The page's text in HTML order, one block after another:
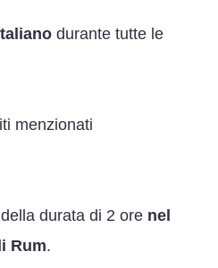
durante tutte le
menzionati
durata di 2 ore nel
Rum.